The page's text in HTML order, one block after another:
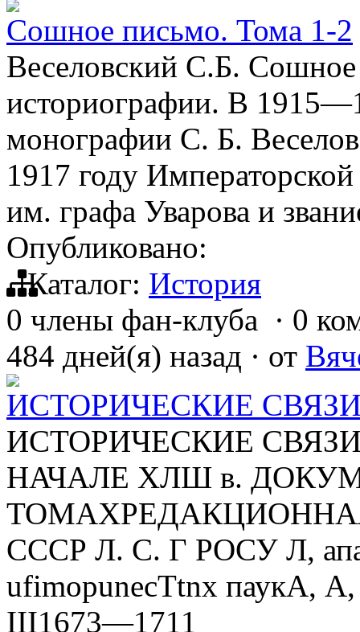
Сошное письмо. Тома 1-2
Веселовский С.Б.
историографии. В
монографии С. Б.
1917 году
им. графа Уварова и
Опубликовано:
Каталог: История
0 члены фан-клуба · 0
484 дней(я) назад · от
ИСТОРИЧЕСКИЕ
ИСТОРИЧЕСКИЕ
НАЧАЛЕ ХЛШ в.
ТОМАХРЕДАКЦИОННАЯ
СССР Л. С. Г РОСУ Л,
ufimopunecTtnx
III1673—1711